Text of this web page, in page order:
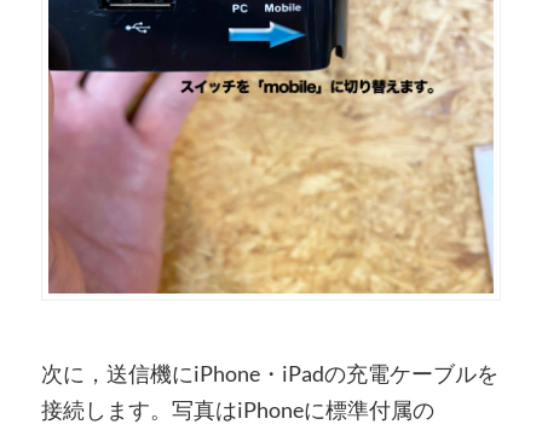
次に，送信機にiPhone・iPadの充電ケーブルを
接続します。写真はiPhoneに標準付属の